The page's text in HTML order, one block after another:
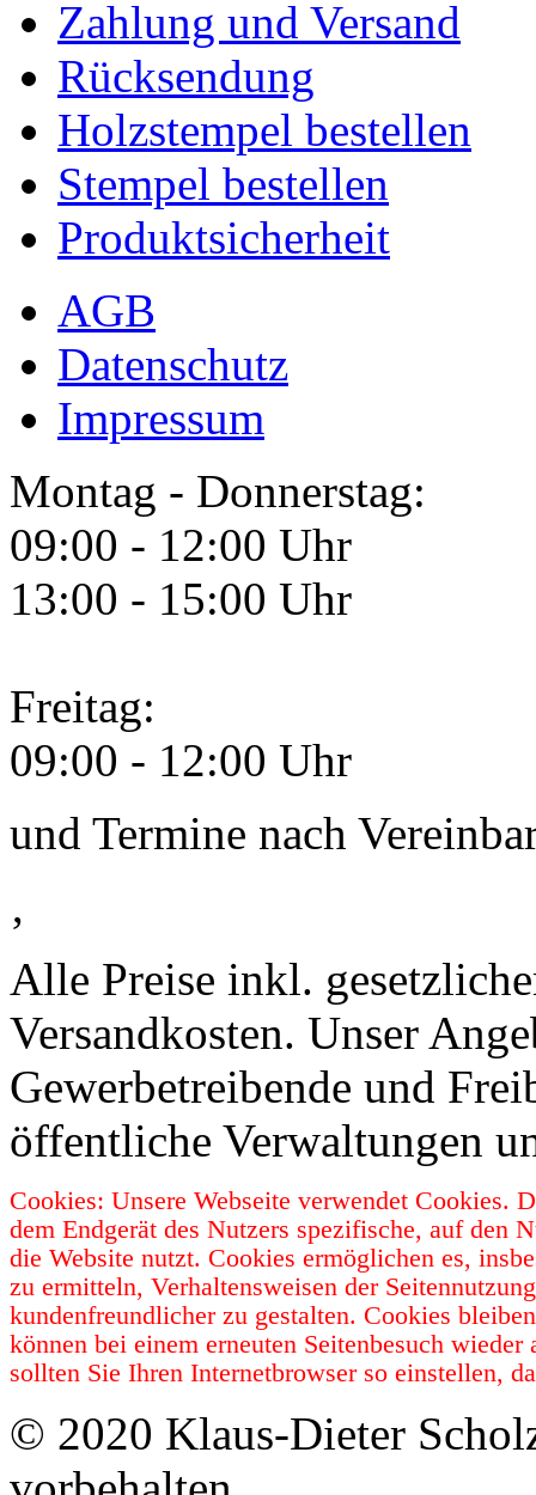
Zahlung und Versand
Rücksendung
Holzstempel bestellen
Stempel bestellen
Produktsicherheit
AGB
Datenschutz
Impressum
Montag - Donnerstag:
09:00 - 12:00 Uhr
13:00 - 15:00 Uhr
Freitag:
09:00 - 12:00 Uhr
und Termine nach
‚
Alle Preise inkl.
Versandkosten. Unser
Gewerbetreibende und
öffentliche Verwaltungen
Cookies: Unsere Webseite verwendet Cookies.
dem Endgerät des Nutzers spezifische, auf den
die Website nutzt. Cookies ermöglichen es,
zu ermitteln, Verhaltensweisen der
kundenfreundlicher zu gestalten. Cookies
können bei einem erneuten Seitenbesuch
sollten Sie Ihren Internetbrowser so einstellen,
© 2020 Klaus-Dieter